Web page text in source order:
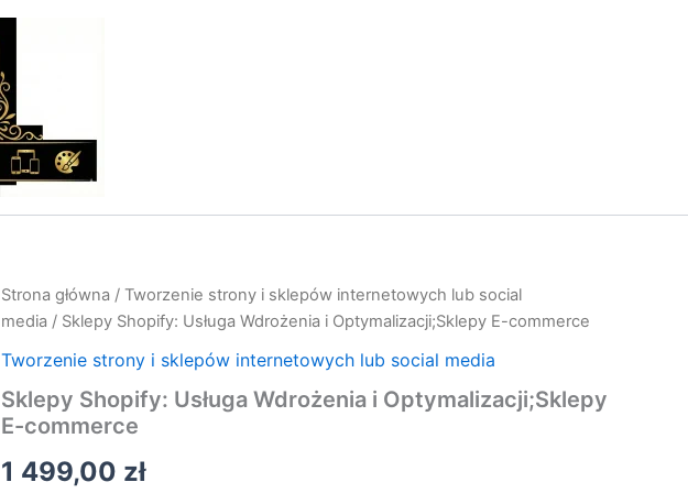
Strona główna / Tworzenie strony i sklepów internetowych lub social
media / Sklepy Shopify: Usługa Wdrożenia i Optymalizacji;Sklepy E-commerce
Tworzenie strony i sklepów internetowych lub social media
Sklepy Shopify: Usługa Wdrożenia i Optymalizacji;Sklepy
E-commerce
1 499,00 zł
ilość
Sklepy
Shopify:
Usługa
i
Optymalizacji;Sklepy
commerce